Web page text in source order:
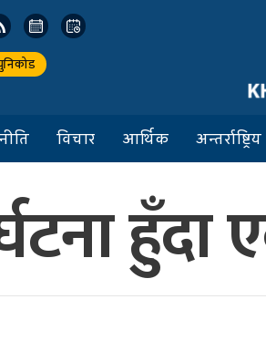
विचार आर्थिक अन्तर्राष्ट्रिय